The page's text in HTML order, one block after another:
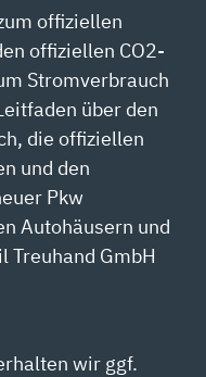
offiziellen
offiziellen CO2-
Stromverbrauch
über den
die offiziellen
und den
Pkw
Autohäusern und
Treuhand GmbH
wir ggf.